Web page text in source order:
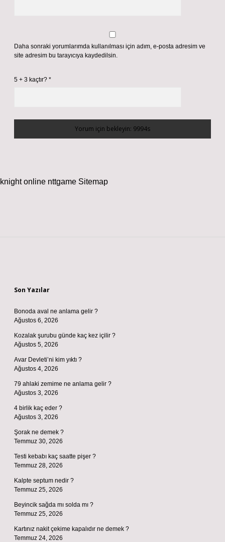
Daha sonraki yorumlarımda kullanılması için adım, e-posta adresim ve
site adresim bu tarayıcıya kaydedilsin.
5 + 3 kaçtır? *
knight online nttgame Sitemap
Son Yazılar
Bonoda aval ne anlama gelir ?
Ağustos 6, 2026
Kozalak şurubu günde kaç kez içilir ?
Ağustos 5, 2026
Avar Devleti’ni kim yıktı ?
Ağustos 4, 2026
79 ahlaki zemime ne anlama gelir ?
Ağustos 3, 2026
4 birlik kaç eder ?
Ağustos 3, 2026
Şorak ne demek ?
Temmuz 30, 2026
Testi kebabı kaç saatte pişer ?
Temmuz 28, 2026
Kalpte septum nedir ?
Temmuz 25, 2026
Beyincik sağda mı solda mı ?
Temmuz 25, 2026
Kartınız nakit çekime kapalıdır ne demek ?
Temmuz 24, 2026